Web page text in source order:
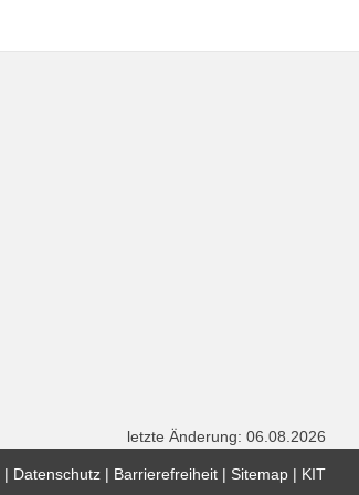
letzte Änderung: 06.08.2026
Datenschutz Barrierefreiheit Sitemap KIT